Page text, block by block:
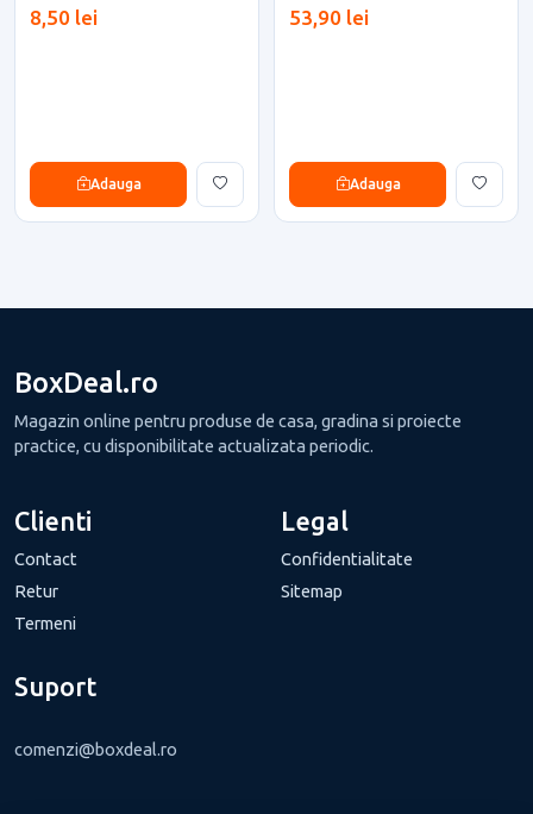
8,50 lei
Adauga
53,90 lei
Adauga
BoxDeal.ro
Magazin online pentru produse de casa, gradina si proiecte
practice, cu disponibilitate actualizata periodic.
Clienti
Contact
Retur
Termeni
Legal
Confidentialitate
Sitemap
Suport
comenzi@boxdeal.ro